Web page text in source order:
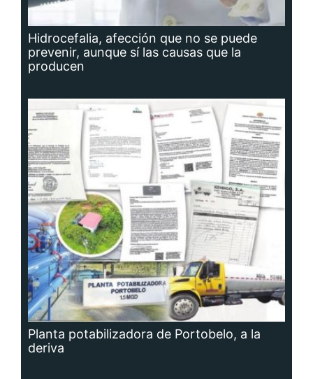
Hidrocefalia, afección que no se puede
prevenir, aunque sí las causas que la
producen
Planta potabilizadora de Portobelo, a la
deriva